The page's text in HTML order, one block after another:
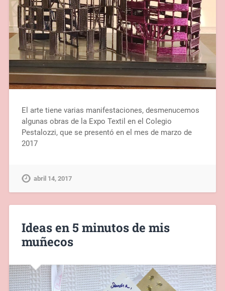
El arte tiene varias manifestaciones, desmenucemos
algunas obras de la Expo Textil en el Colegio
Pestalozzi, que se presentó en el mes de marzo de
2017
abril 14, 2017
Ideas en 5 minutos de mis
muñecos